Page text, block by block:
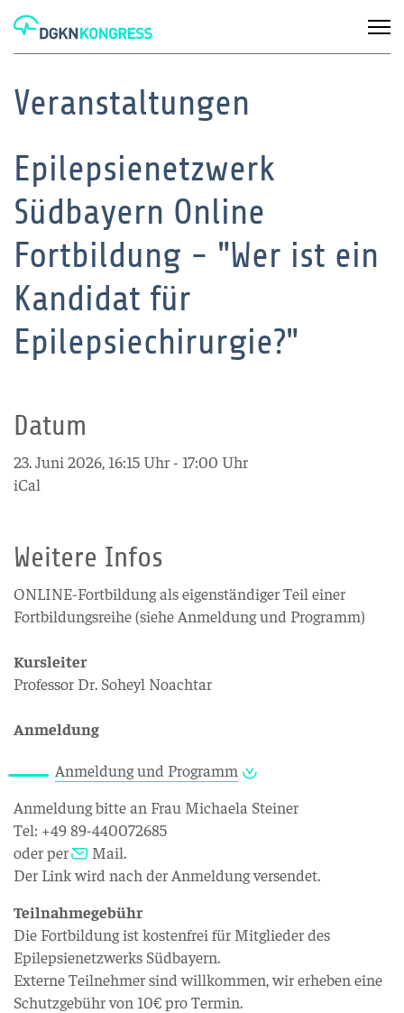
Veranstaltungen
Epilepsienetzwerk
Südbayern Online
Fortbildung - "Wer ist ein
Kandidat für
Epilepsiechirurgie?"
Datum
23. Juni 2026, 16:15 Uhr - 17:00 Uhr
iCal
Weitere Infos
ONLINE-Fortbildung als eigenständiger Teil einer
Fortbildungsreihe (siehe Anmeldung und Programm)
Kursleiter
Professor Dr. Soheyl Noachtar
Anmeldung
Anmeldung und Programm
Anmeldung bitte an Frau Michaela Steiner
Tel: +49 89-440072685
oder per
Mail.
Der Link wird nach der Anmeldung versendet.
Teilnahmegebühr
Die Fortbildung ist kostenfrei für Mitglieder des
Epilepsienetzwerks Südbayern.
Externe Teilnehmer sind willkommen, wir erheben eine
Schutzgebühr von 10€ pro Termin.